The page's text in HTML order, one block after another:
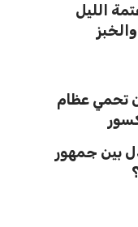
الليل
تحمي عظام
بين جمهور